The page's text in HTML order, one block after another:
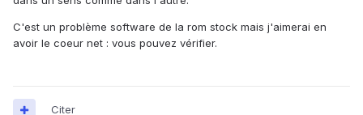
C'est un problème software de la rom stock mais j'aimerai en
avoir le coeur net : vous pouvez vérifier.
Citer